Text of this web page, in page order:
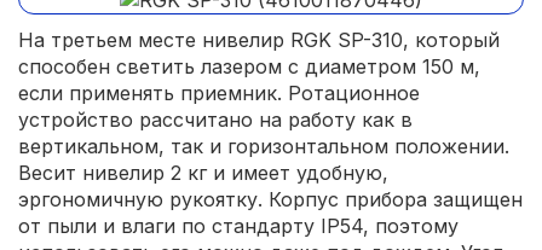
На третьем месте нивелир RGK SP-310, который
способен светить лазером с диаметром 150 м,
если применять приемник. Ротационное
устройство рассчитано на работу как в
вертикальном, так и горизонтальном положении.
Весит нивелир 2 кг и имеет удобную,
эргономичную рукоятку. Корпус прибора защищен
от пыли и влаги по стандарту IP54, поэтому